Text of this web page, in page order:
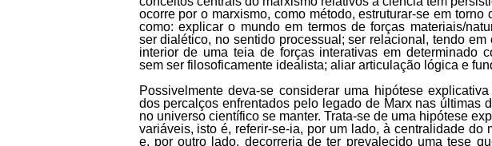
ocorre por o marxismo, como método, estruturar-se em torno
como: explicar o mundo em termos de forças materiais/
ser dialético, no sentido processual; ser relacional, tendo
interior de uma teia de forças interativas em determinado
sem ser filosoficamente idealista; aliar articulação lógica e
Possivelmente deva-se considerar uma hipótese
dos percalços enfrentados pelo legado de Marx nas últimas
no universo científico se manter. Trata-se de uma hipótese
variáveis, isto é, referir-se-ia, por um lado, à centralidade do
e, por outro lado, decorreria de ter prevalecido uma tese